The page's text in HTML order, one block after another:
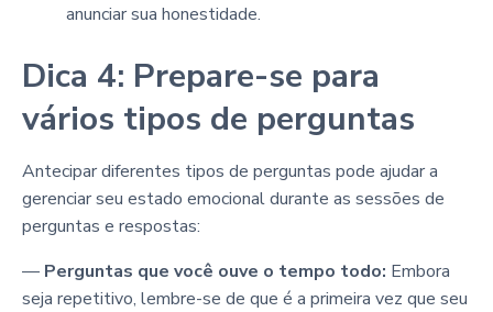
anunciar sua honestidade.
Dica 4: Prepare-se para
vários tipos de perguntas
Antecipar diferentes tipos de perguntas pode ajudar a
gerenciar seu estado emocional durante as sessões de
perguntas e respostas:
— Perguntas que você ouve o tempo todo: Embora
seja repetitivo, lembre-se de que é a primeira vez que seu